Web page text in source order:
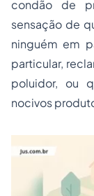
condão de
sensação de
ninguém em
particular,
poluidor, ou
nocivos